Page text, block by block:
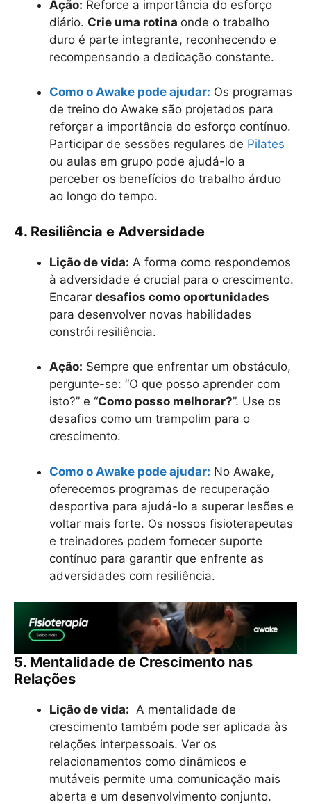
Ação: Reforce a importância do esforço
diário. Crie uma rotina onde o trabalho
duro é parte integrante, reconhecendo e
recompensando a dedicação constante.
Como o Awake pode ajudar: Os programas
de treino do Awake são projetados para
reforçar a importância do esforço contínuo.
Participar de sessões regulares de Pilates
ou aulas em grupo pode ajudá-lo a
perceber os benefícios do trabalho árduo
ao longo do tempo.
4. Resiliência e Adversidade
Lição de vida: A forma como respondemos
à adversidade é crucial para o crescimento.
Encarar desafios como oportunidades
para desenvolver novas habilidades
constrói resiliência.
Ação: Sempre que enfrentar um obstáculo,
pergunte-se: “O que posso aprender com
isto?” e “Como posso melhorar?”. Use os
desafios como um trampolim para o
crescimento.
Como o Awake pode ajudar: No Awake,
oferecemos programas de recuperação
desportiva para ajudá-lo a superar lesões e
voltar mais forte. Os nossos fisioterapeutas
e treinadores podem fornecer suporte
contínuo para garantir que enfrente as
adversidades com resiliência.
5. Mentalidade de Crescimento nas
Relações
Lição de vida: A mentalidade de
crescimento também pode ser aplicada às
relações interpessoais. Ver os
relacionamentos como dinâmicos e
mutáveis permite uma comunicação mais
aberta e um desenvolvimento conjunto.